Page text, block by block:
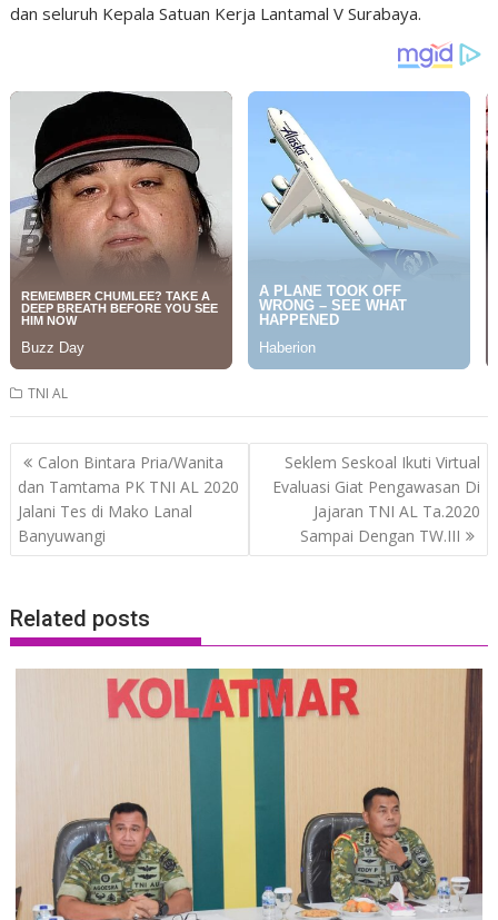
dan seluruh Kepala Satuan Kerja Lantamal V Surabaya.
TNI AL
Post
navigation
Calon Bintara Pria/Wanita
dan Tamtama PK TNI AL 2020
Jalani Tes di Mako Lanal
Banyuwangi
Seklem Seskoal Ikuti Virtual
Evaluasi Giat Pengawasan Di
Jajaran TNI AL Ta.2020
Sampai Dengan TW.III
Related posts